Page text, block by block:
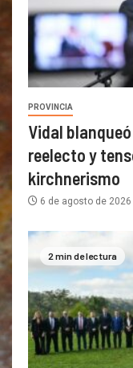
PROVINCIA
Vidal
reelecto y
kirchnerismo
6 de agosto de 2026
2 min de lectura